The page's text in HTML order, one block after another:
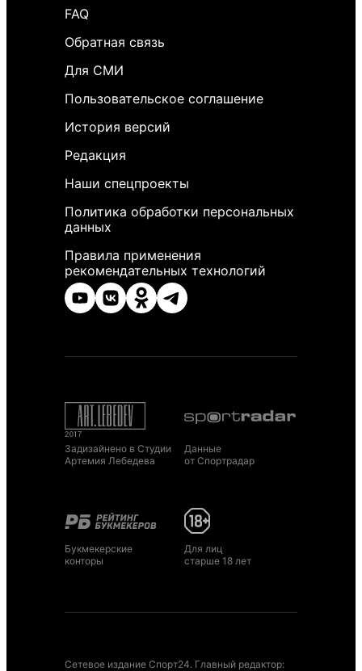
FAQ
Обратная связь
Для СМИ
Пользовательское соглашение
История версий
Редакция
Наши спецпроекты
Политика обработки персональных
данных
Правила применения
рекомендательных технологий
Задизайнено в Студии
Артемия Лебедева
Данные
от Спортрадар
Букмекерские
конторы
Для лиц
старше 18 лет
Сетевое издание Спорт24. Главный редактор: